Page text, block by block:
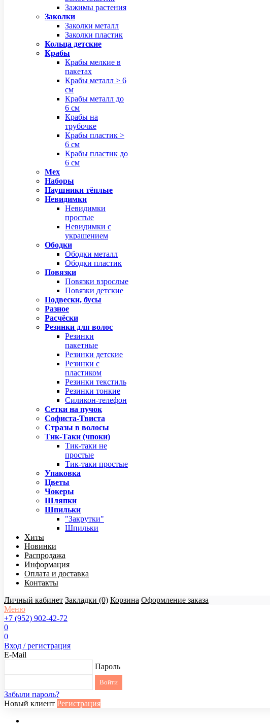
Зажимы растения
Заколки
Заколки металл
Заколки пластик
Кольца детские
Крабы
Крабы мелкие в
пакетах
Крабы металл > 6
см
Крабы металл до
6 см
Крабы на
трубочке
Крабы пластик >
6 см
Крабы пластик до
6 см
Мех
Наборы
Наушники тёплые
Невидимки
Невидимки
простые
Невидимки с
украшением
Ободки
Ободки металл
Ободки пластик
Повязки
Повязки взрослые
Повязки детские
Подвески, бусы
Разное
Расчёски
Резинки для волос
Резинки
пакетные
Резинки детские
Резинки с
пластиком
Резинки текстиль
Резинки тонкие
Силикон-телефон
Сетки на пучок
Софиста-Твиста
Стразы в волосы
Тик-Таки (чпоки)
Тик-таки не
простые
Тик-таки простые
Упаковка
Цветы
Чокеры
Шляпки
Шпильки
"Закрутки"
Шпильки
Хиты
Новинки
Распродажа
Информация
Оплата и доставка
Контакты
Личный кабинет Закладки (0) Корзина Оформление заказа
Меню
+7 (952) 902-42-72
0
0
Вход / регистрация
E-Mail
Пароль
Забыли пароль?
Новый клиент Регистрация